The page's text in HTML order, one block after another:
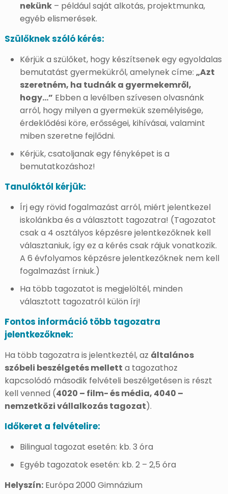
nekünk– például saját alkotás, projektmunka,
egyéb elismerések.
Szülőknek szóló kérés:
Kérjük a szülőket, hogy készítsenek egy egyoldalas
bemutatást gyermekükről, amelynek címe: „Azt
szeretném, ha tudnák a gyermekemről,
hogy…” Ebben a levélben szívesen olvasnánk
arról, hogy milyen a gyermekük személyisége,
érdeklődési köre, erősségei, kihívásai, valamint
miben szeretne fejlődni.
Kérjük, csatoljanak egy fényképet is a
bemutatkozáshoz!
Tanulóktól kérjük:
Írj egy rövid fogalmazást arról, miért jelentkezel
iskolánkba és a választott tagozatra! (Tagozatot
csak a 4 osztályos képzésre jelentkezőknek kell
választaniuk, így ez a kérés csak rájuk vonatkozik.
A 6 évfolyamos képzésre jelentkezőknek nem kell
fogalmazást írniuk.)
Ha több tagozatot is megjelöltél, minden
választott tagozatról külön írj!
Fontos információ több tagozatra
jelentkezőknek:
Ha több tagozatra is jelentkeztél, az általános
szóbeli beszélgetés mellett a tagozathoz
kapcsolódó második felvételi beszélgetésen is részt
kell venned (4020 – film- és média, 4040 –
nemzetközi vállalkozás tagozat).
Időkeret a felvételire:
Bilingual tagozat esetén: kb. 3 óra
Egyéb tagozatok esetén: kb. 2 – 2,5 óra
Helyszín:Európa 2000 Gimnázium